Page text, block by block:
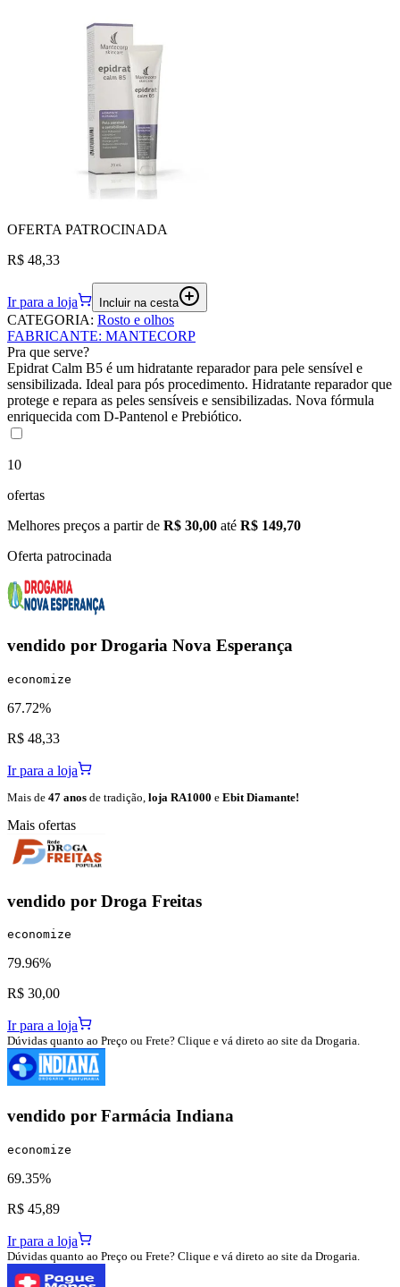
OFERTA PATROCINADA
R$ 48,33
Ir para a loja Incluir na cesta
CATEGORIA: Rosto e olhos
FABRICANTE: MANTECORP
Pra que serve?
Epidrat Calm B5 é um hidratante reparador para pele sensível e
sensibilizada. Ideal para pós procedimento. Hidratante reparador que
protege e repara as peles sensíveis e sensibilizadas. Nova fórmula
enriquecida com D-Pantenol e Prebiótico.
10
ofertas
Melhores preços a partir de R$ 30,00 até R$ 149,70
Oferta patrocinada
vendido por Drogaria Nova Esperança
economize
67.72%
R$ 48,33
Ir para a loja
Mais de 47 anos de tradição, loja RA1000 e Ebit Diamante!
Mais ofertas
vendido por Droga Freitas
economize
79.96%
R$ 30,00
Ir para a loja
Dúvidas quanto ao Preço ou Frete? Clique e vá direto ao site da Drogaria.
vendido por Farmácia Indiana
economize
69.35%
R$ 45,89
Ir para a loja
Dúvidas quanto ao Preço ou Frete? Clique e vá direto ao site da Drogaria.